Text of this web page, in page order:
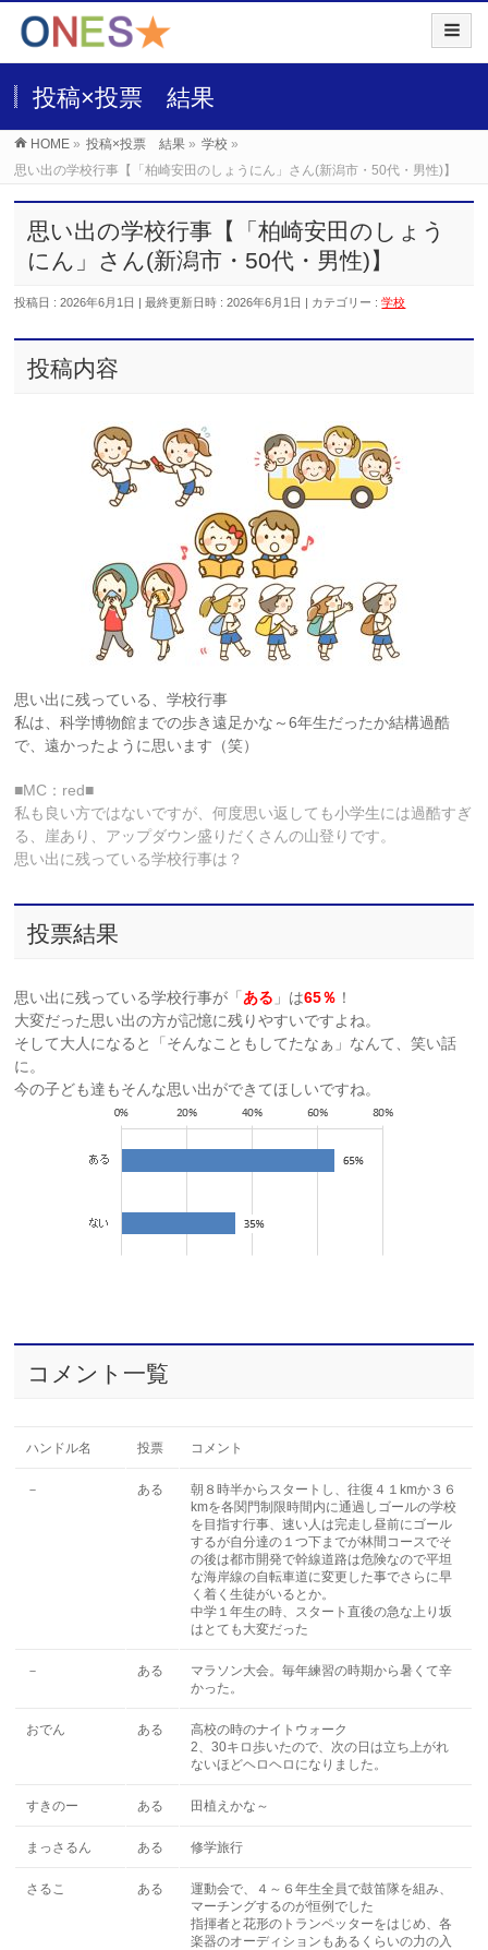
投稿×投票 結果
HOME » 投稿×投票 結果 » 学校 »
思い出の学校行事【「柏崎安田のしょうにん」さん(新潟市・50代・男性)】
思い出の学校行事【「柏崎安田のしょう
にん」さん(新潟市・50代・男性)】
投稿日 : 2026年6月1日 最終更新日時 : 2026年6月1日 カテゴリー :学校
投稿内容
思い出に残っている、学校行事
私は、科学博物館までの歩き遠足かな～6年生だったか結構過酷
で、遠かったように思います（笑）
■MC：red■
私も良い方ではないですが、何度思い返しても小学生には過酷すぎ
る、崖あり、アップダウン盛りだくさんの山登りです。
思い出に残っている学校行事は？
投票結果
思い出に残っている学校行事が「 ある 」は65％ ！
大変だった思い出の方が記憶に残りやすいですよね。
そして大人になると「そんなこともしてたなぁ」なんて、笑い話
に。
今の子ども達もそんな思い出ができてほしいですね。
コメント一覧
ハンドル名 投票 コメント
－ ある
朝８時半からスタートし、往復４１kmか３６
kmを各関門制限時間内に通過しゴールの学校
を目指す行事、速い人は完走し昼前にゴール
するが自分達の１つ下までが林間コースでそ
の後は都市開発で幹線道路は危険なので平坦
な海岸線の自転車道に変更した事でさらに早
く着く生徒がいるとか。
中学１年生の時、スタート直後の急な上り坂
はとても大変だった
－ ある
マラソン大会。毎年練習の時期から暑くて辛
かった。
おでん ある
高校の時のナイトウォーク
2、30キロ歩いたので、次の日は立ち上がれ
ないほどヘロヘロになりました。
すきのー ある 田植えかな～
まっさるん ある 修学旅行
さるこ ある
運動会で、４～６年生全員で鼓笛隊を組み、
マーチングするのが恒例でした
指揮者と花形のトランペッターをはじめ、各
楽器のオーディションもあるくらいの力の入